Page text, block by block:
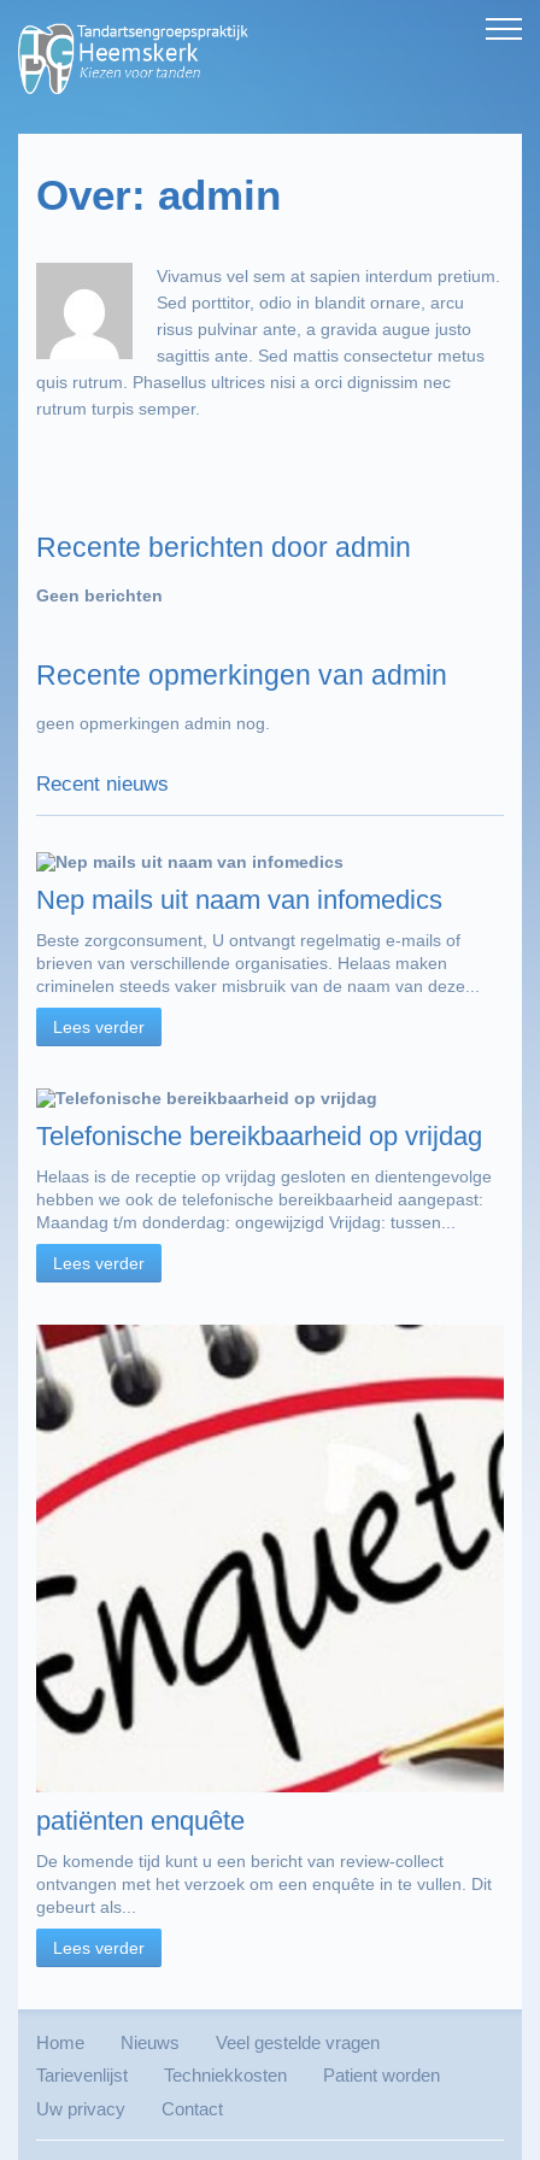
Over: admin
Vivamus vel sem at sapien interdum pretium.
Sed porttitor, odio in blandit ornare, arcu
risus pulvinar ante, a gravida augue justo
sagittis ante. Sed mattis consectetur metus
quis rutrum. Phasellus ultrices nisi a orci dignissim nec
rutrum turpis semper.
Recente berichten door admin
Geen berichten
Recente opmerkingen van admin
geen opmerkingen admin nog.
Recent nieuws
Nep mails uit naam van infomedics
Beste zorgconsument, U ontvangt regelmatig e-mails of
brieven van verschillende organisaties. Helaas maken
criminelen steeds vaker misbruik van de naam van deze...
Lees verder
Telefonische bereikbaarheid op vrijdag
Helaas is de receptie op vrijdag gesloten en dientengevolge
hebben we ook de telefonische bereikbaarheid aangepast:
Maandag t/m donderdag: ongewijzigd Vrijdag: tussen...
Lees verder
patiënten enquête
De komende tijd kunt u een bericht van review-collect
ontvangen met het verzoek om een enquête in te vullen. Dit
gebeurt als...
Lees verder
Home Nieuws
Veel gestelde vragen
Tarievenlijst
Techniekkosten
Patient worden
Uw privacy
Contact